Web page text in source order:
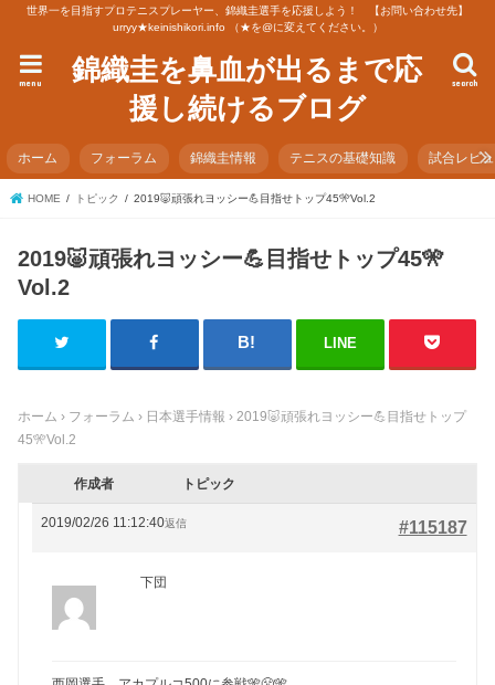
世界一を目指すプロテニスプレーヤー、錦織圭選手を応援しよう！ 【お問い合わせ先】
urryy★keinishikori.info （★を@に変えてください。）
錦織圭を鼻血が出るまで応
援し続けるブログ
search
menu
ホーム フォーラム 錦織圭情報 テニスの基礎知識 試合レビ
HOME トピック 2019🐷頑張れヨッシー💪目指せトップ45🎌Vol.2
2019🐷頑張れヨッシー💪目指せトップ45🎌
Vol.2
LINE
ホーム › フォーラム › 日本選手情報 › 2019🐷頑張れヨッシー💪目指せトップ
45🎌Vol.2
作成者 トピック
2019/02/26 11:12:40 #115187
返信
下団